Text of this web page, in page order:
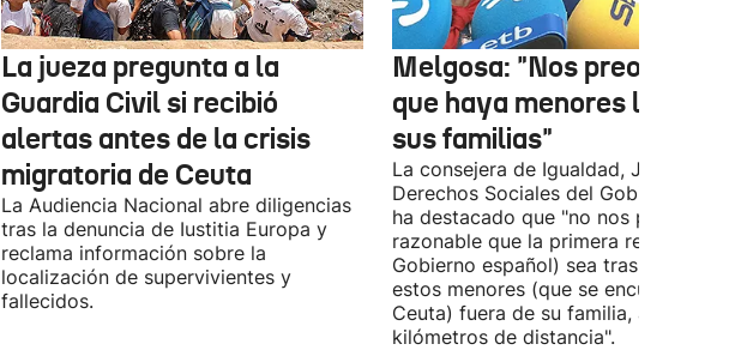
La jueza pregunta a la
Guardia Civil si recibió
alertas antes de la crisis
migratoria de Ceuta
La Audiencia Nacional abre diligencias
tras la denuncia de Iustitia Europa y
reclama información sobre la
localización de supervivientes y
fallecidos.
Melgosa: "Nos preocupa
que haya menores lejos de
sus familias"
La consejera de Igualdad, Justicia y
Derechos Sociales del Gobierno
ha destacado que "no nos parece
razonable que la primera respuesta
Gobierno español) sea trasladar a
estos menores (que se encuentran en
Ceuta) fuera de su familia, a miles de
kilómetros de distancia".